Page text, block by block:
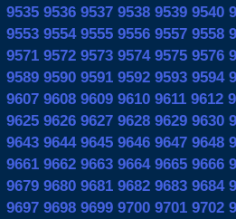
9535 9536 9537 9538 9539 9540
9553 9554 9555 9556 9557 9558
9571 9572 9573 9574 9575 9576
9589 9590 9591 9592 9593 9594
9607 9608 9609 9610 9611 9612
9625 9626 9627 9628 9629 9630
9643 9644 9645 9646 9647 9648
9661 9662 9663 9664 9665 9666
9679 9680 9681 9682 9683 9684
9697 9698 9699 9700 9701 9702